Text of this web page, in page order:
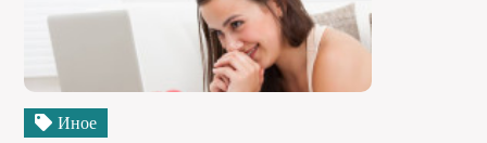
Иное